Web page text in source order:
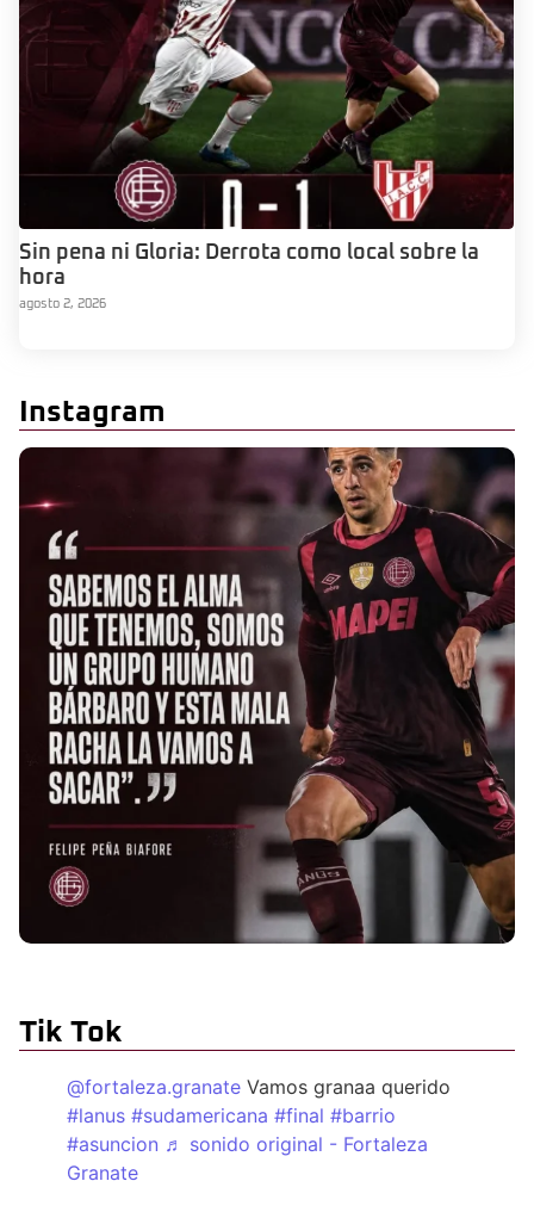
Sin pena ni Gloria: Derrota como local sobre la
hora
agosto 2, 2026
Instagram
Tik Tok
@fortaleza.granate Vamos granaa querido
#lanus #sudamericana #final #barrio
#asuncion ♬ sonido original - Fortaleza
Granate